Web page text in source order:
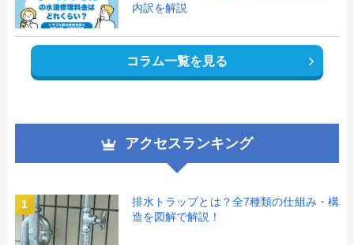
内訳を解説
コラム一覧を見る
アクセスランキング
1
排水トラップとは？全7種類の仕組み・構
造を図解で解説！